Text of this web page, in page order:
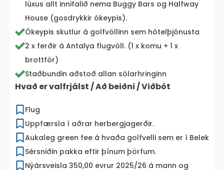
lúxus allt innifalið nema Buggy Bars og Halfway
House (gosdrykkir ókeypis).
Ókeypis skutlur á golfvöllinn sem hótelþjónusta
2 x ferðir á Antalya flugvöll. (1 x komu + 1 x
brottför)
Staðbundin aðstoð allan sólarhringinn
Hvað er valfrjálst / Að beiðni / Viðbót
Flug
Uppfærsla í aðrar herbergjagerðir.
Aukaleg green fee á hvaða golfvelli sem er í Belek
Sérsniðin pakka eftir þínum þörfum.
Nýársveisla 350,00 evrur 2025/26 á mann og